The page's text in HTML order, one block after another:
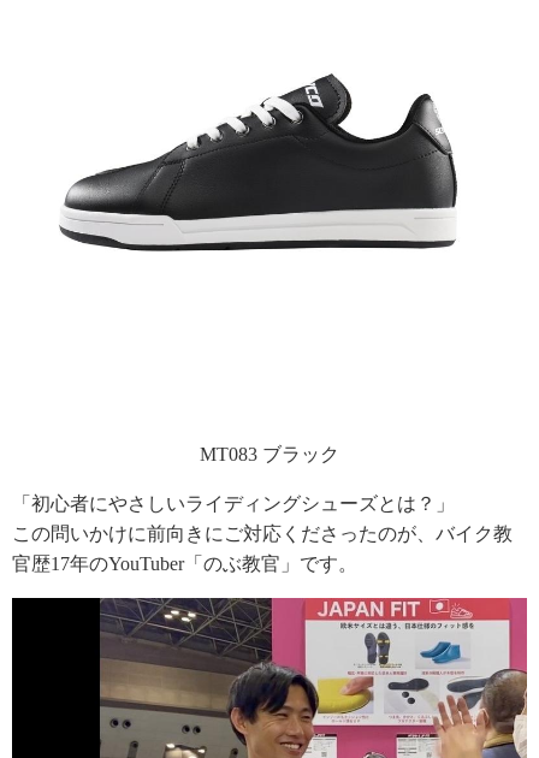
MT083 ブラック
「初心者にやさしいライディングシューズとは？」
この問いかけに前向きにご対応くださったのが、バイク教
官歴17年のYouTuber「のぶ教官」です。